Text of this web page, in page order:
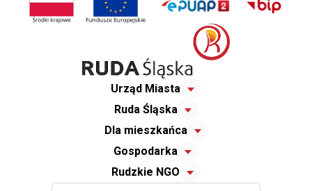
Urząd Miasta
Ruda Śląska
Dla mieszkańca
Gospodarka
Rudzkie NGO